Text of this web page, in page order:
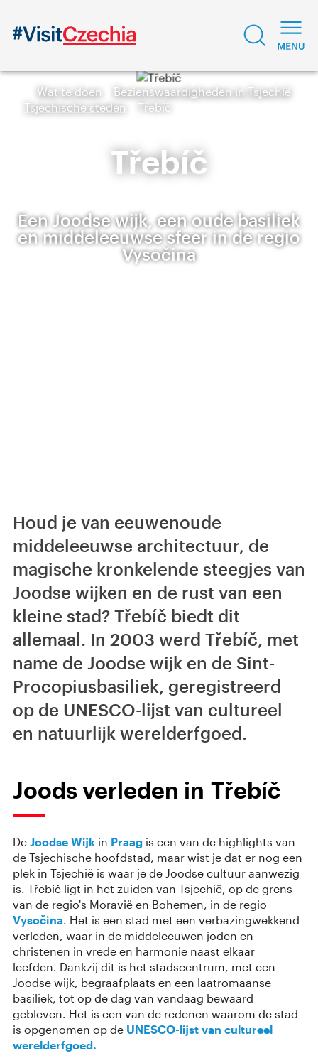
Wat te doen
Bezienswaardigheden in Tsjechië
Tsjechische steden
Třebíč
Třebíč
Een Joodse wijk, een oude basiliek
en middeleeuwse sfeer in de regio
Vysočina
Houd je van eeuwenoude
middeleeuwse architectuur, de
magische kronkelende steegjes van
Joodse wijken en de rust van een
kleine stad? Třebíč biedt dit
allemaal. In 2003 werd Třebíč, met
name de Joodse wijk en de Sint-
Procopiusbasiliek, geregistreerd
op de UNESCO-lijst van cultureel
en natuurlijk werelderfgoed.
Joods verleden in Třebíč
De Joodse Wijk in Praag is een van de highlights van
de Tsjechische hoofdstad, maar wist je dat er nog een
plek in Tsjechië is waar je de Joodse cultuur aanwezig
is. Třebíč ligt in het zuiden van Tsjechië, op de grens
van de regio's Moravië en Bohemen, in de regio
Vysočina. Het is een stad met een verbazingwekkend
verleden, waar in de middeleeuwen joden en
christenen in vrede en harmonie naast elkaar
leefden. Dankzij dit is het stadscentrum, met een
Joodse wijk, begraafplaats en een laatromaanse
basiliek, tot op de dag van vandaag bewaard
gebleven. Het is een van de redenen waarom de stad
is opgenomen op de UNESCO-lijst van cultureel
werelderfgoed.